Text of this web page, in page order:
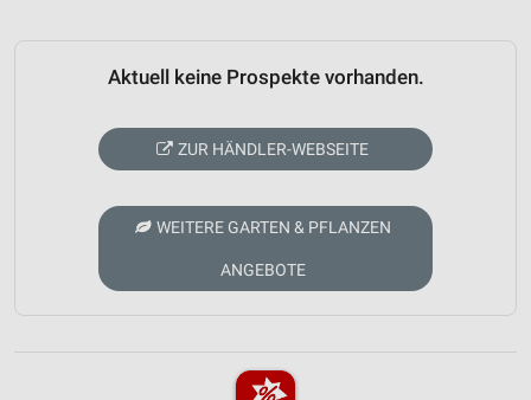
Aktuell keine Prospekte vorhanden.
ZUR HÄNDLER-WEBSEITE
WEITERE GARTEN & PFLANZEN
ANGEBOTE